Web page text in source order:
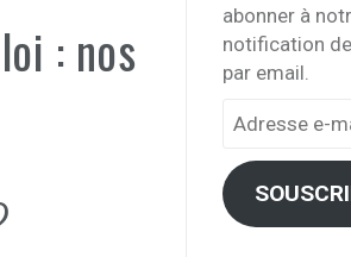
: nos
abonner à
notification
par email.
Adresse
mail